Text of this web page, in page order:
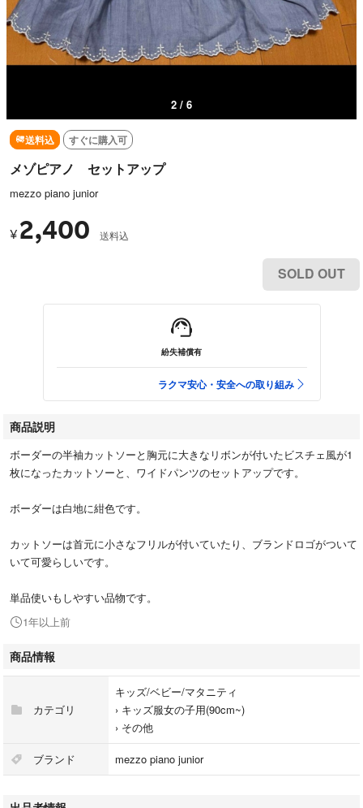
2 / 6
送料込 すぐに購入可
メゾピアノ セットアップ
mezzo piano junior
¥ 2,400 送料込
SOLD OUT
紛失補償有
ラクマ安心・安全への取り組み
商品説明
ボーダーの半袖カットソーと胸元に大きなリボンが付いたビスチェ風が1
枚になったカットソーと、ワイドパンツのセットアップです。
ボーダーは白地に紺色です。
カットソーは首元に小さなフリルが付いていたり、ブランドロゴがついて
いて可愛らしいです。
単品使いもしやすい品物です。
1年以上前
商品情報
カテゴリ
キッズ/ベビー/マタニティ
› キッズ服女の子用(90cm~)
› その他
ブランド mezzo piano junior